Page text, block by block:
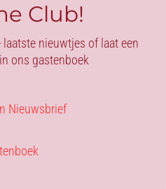
Club!
nieuwtjes of laat een
ons gastenboek
Nieuwsbrief